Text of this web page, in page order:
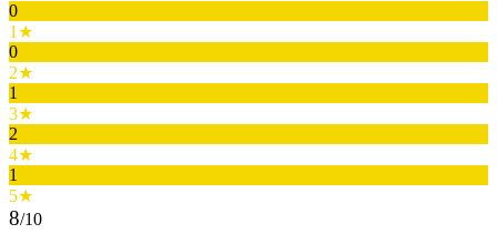
0
1★
0
2★
1
3★
2
4★
1
5★
8/10